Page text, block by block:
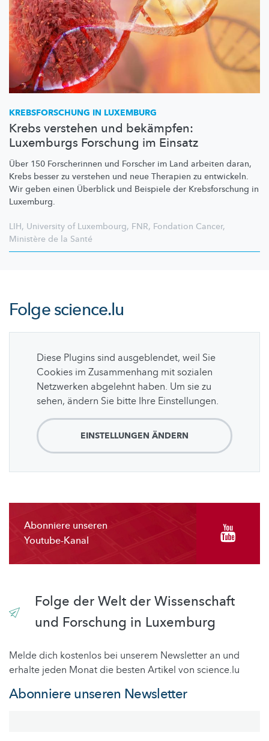
KREBSFORSCHUNG IN LUXEMBURG
Krebs verstehen und bekämpfen:
Luxemburgs Forschung im Einsatz
Über 150 Forscherinnen und Forscher im Land arbeiten daran,
Krebs besser zu verstehen und neue Therapien zu entwickeln.
Wir geben einen Überblick und Beispiele der Krebsforschung in
Luxemburg.
LIH, University of Luxembourg, FNR, Fondation Cancer,
Ministère de la Santé
Folgescience.lu
Diese Plugins sind ausgeblendet, weil Sie
Cookies im Zusammenhang mit sozialen
Netzwerken abgelehnt haben. Um sie zu
sehen, ändern Sie bitte Ihre Einstellungen.
EINSTELLUNGEN ÄNDERN
Abonniere unseren
Youtube-Kanal
Folge der Welt der Wissenschaft
und Forschung in Luxemburg
Melde dich kostenlos bei unserem Newsletter an und
erhalte jeden Monat die besten Artikel von science.lu
Abonniere unseren Newsletter